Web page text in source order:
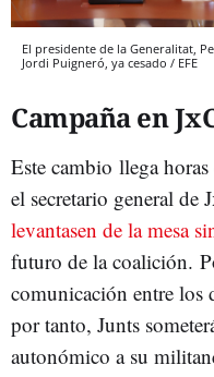
El presidente de la Generalitat,
Jordi Puigneró, ya cesado / EFE
Campaña en
Este cambio llega
el secretario general de
levantasen de la mesa
futuro de la coalición.
comunicación entre los
por tanto, Junts
autonómico a su